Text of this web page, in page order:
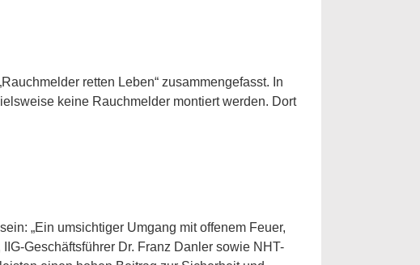
retten Leben“ zusammengefasst. In
keine Rauchmelder montiert werden. Dort
„Ein umsichtiger Umgang mit offenem Feuer,
Geschäftsführer Dr. Franz Danler sowie NHT-